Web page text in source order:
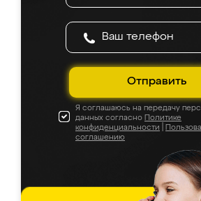
Отправить
Я соглашаюсь на передачу
данных согласно Политике
конфиденциальности
соглашению